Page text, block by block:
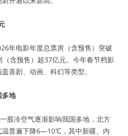
年电影年度总票房（含预售）突破
含预售）超37亿元。今年春节档影
喜剧、动画、科幻等类型。
多地
股冷空气逐渐影响我国多地，北方
温普遍下降6—10℃，其中新疆、内